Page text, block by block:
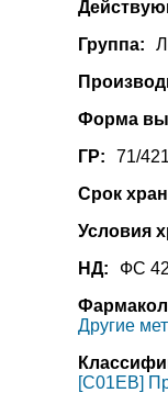
Группа:
Форма
ГР:
71/
Срок
Условия
НД:
ФС
Другие
[C01EB]